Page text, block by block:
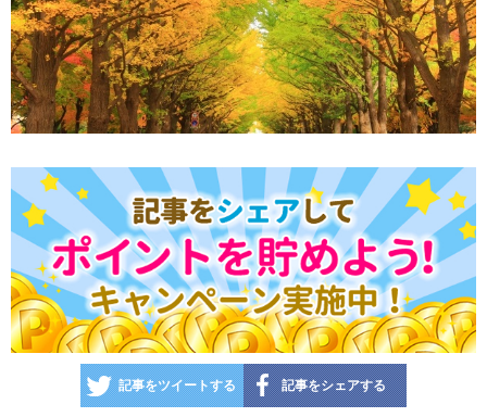
記事をツイートする 記事をシェアする